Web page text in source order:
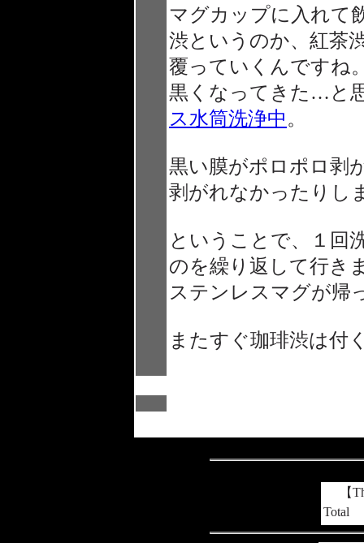
マグカップに入れて
渋というのか、紅茶
覆っていくんですね
黒くなってきた…と
ス水筒洗浄中。
黒い膜がポロポロ剥
剥がれなかったりし
ということで、１
のを繰り返して行き
ステンレスマグが帰
またすぐ珈琲渋は付
【
Total